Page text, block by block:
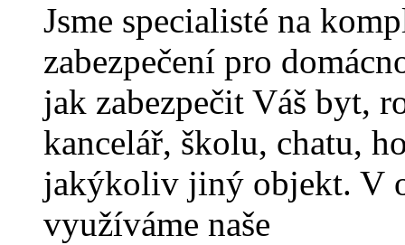
Jsme specialisté na
zabezpečení pro
jak zabezpečit Váš byt,
kancelář, školu, chatu,
jakýkoliv jiný objekt. V
využíváme naše